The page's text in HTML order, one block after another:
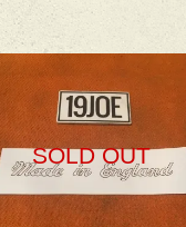
SOLD OUT